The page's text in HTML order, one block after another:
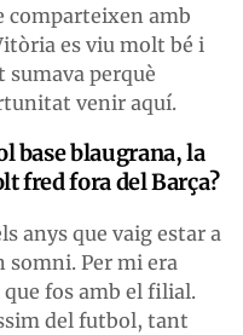
comparteixen amb
es viu molt bé i
perquè
venir aquí.
base blaugrana, la
fred fora del Barça?
anys que vaig estar a
somni. Per mi era
fos amb el filial.
del futbol, tant